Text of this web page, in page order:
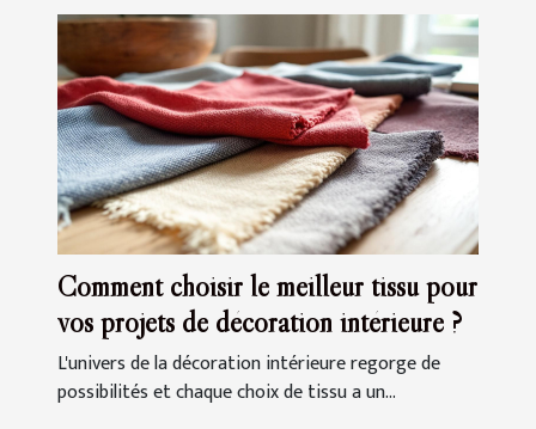
Comment choisir le meilleur tissu pour
vos projets de décoration intérieure ?
L'univers de la décoration intérieure regorge de
possibilités et chaque choix de tissu a un...